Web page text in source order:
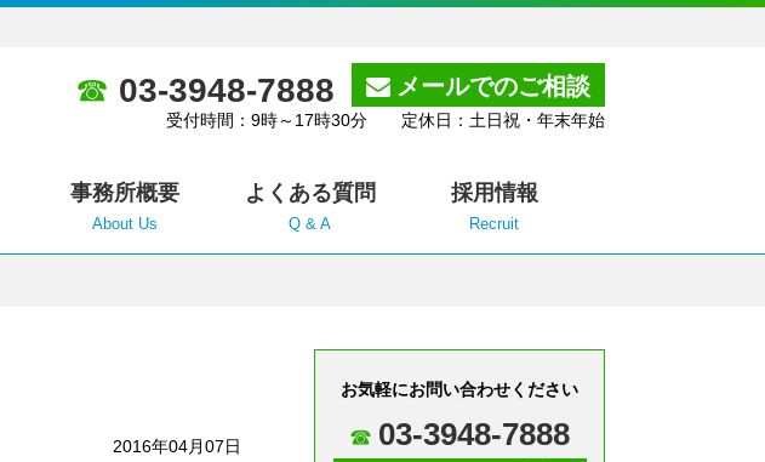
03-3948-7888 メールでのご相談
受付時間：9時～17時30分 定休日：土日祝・年末年始
事務所概要
About Us
よくある質問
Q & A
採用情報
Recruit
2016年04月07日
お気軽にお問い合わせください
03-3948-7888